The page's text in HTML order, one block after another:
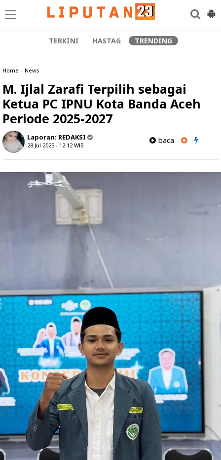
TERKINI HASTAG TRENDING
Home » News
M. Ijlal Zarafi Terpilih sebagai
Ketua PC IPNU Kota Banda Aceh
Periode 2025-2027
Laporan: REDAKSI
28 Jul 2025 - 12:12WIB
baca